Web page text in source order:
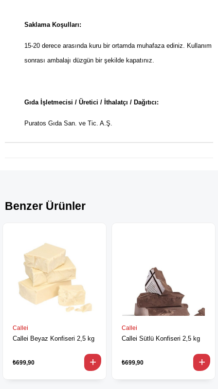
Saklama Koşulları:
15-20 derece arasında kuru bir ortamda muhafaza ediniz. Kullanım
sonrası ambalajı düzgün bir şekilde kapatınız.
Gıda İşletmecisi / Üretici / İthalatçı / Dağıtıcı:
Puratos Gıda San. ve Tic. A.Ş.
Benzer Ürünler
Callei
Callei Beyaz Konfiseri 2,5 kg
₺699,90
Callei
Callei Sütlü Konfiseri 2,5 kg
₺699,90